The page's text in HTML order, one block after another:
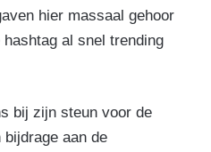
hier massaal gehoor
al snel trending
bij zijn steun voor de
aan de